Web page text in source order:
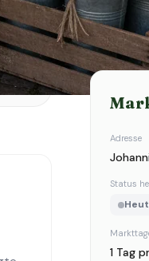
Adresse
Status
1 Tag